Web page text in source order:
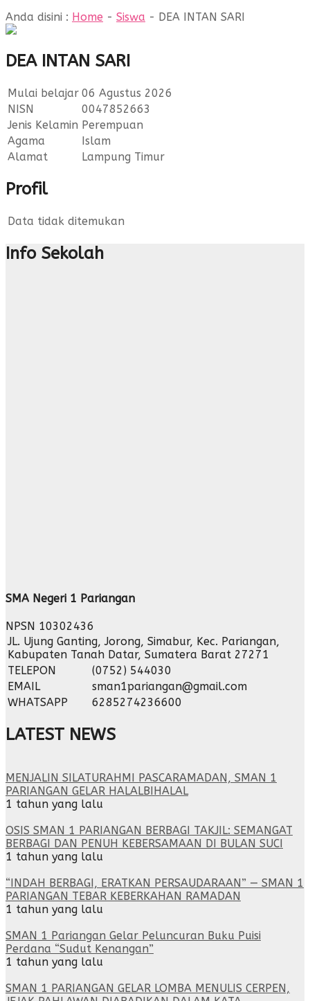
Anda disini : Home - Siswa - DEA INTAN SARI
DEA INTAN SARI
Mulai belajar 06 Agustus 2026
NISN
0047852663
Jenis Kelamin Perempuan
Agama
Islam
Alamat
Lampung Timur
Profil
Data tidak ditemukan
Info Sekolah
SMA Negeri 1 Pariangan
NPSN 10302436
JL. Ujung Ganting, Jorong, Simabur, Kec. Pariangan,
Kabupaten Tanah Datar, Sumatera Barat 27271
TELEPON
(0752) 544030
EMAIL
sman1pariangan@gmail.com
WHATSAPP
6285274236600
LATEST NEWS
MENJALIN SILATURAHMI PASCARAMADAN, SMAN 1
PARIANGAN GELAR HALALBIHALAL
1 tahun yang lalu
OSIS SMAN 1 PARIANGAN BERBAGI TAKJIL: SEMANGAT
BERBAGI DAN PENUH KEBERSAMAAN DI BULAN SUCI
1 tahun yang lalu
“INDAH BERBAGI, ERATKAN PERSAUDARAAN” — SMAN 1
PARIANGAN TEBAR KEBERKAHAN RAMADAN
1 tahun yang lalu
SMAN 1 Pariangan Gelar Peluncuran Buku Puisi
Perdana “Sudut Kenangan”
1 tahun yang lalu
SMAN 1 PARIANGAN GELAR LOMBA MENULIS CERPEN,